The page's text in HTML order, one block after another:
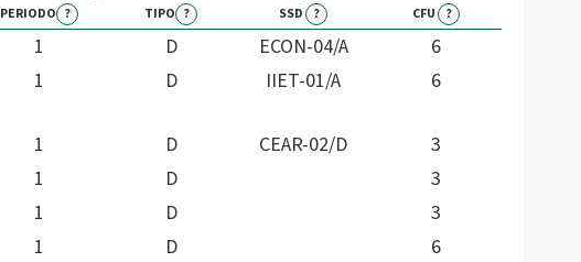
PERIODO ? TIPO ? SSD ? CFU ?
1 D ECON-04/A
6
1 D IIET-01/A 6
1 D CEAR-02/D
3
1 D
3
1 D
3
1 D
6